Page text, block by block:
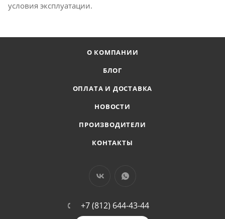
условия эксплуатации.
О КОМПАНИИ
БЛОГ
ОПЛАТА И ДОСТАВКА
НОВОСТИ
ПРОИЗВОДИТЕЛИ
КОНТАКТЫ
+7 (812) 644-43-44